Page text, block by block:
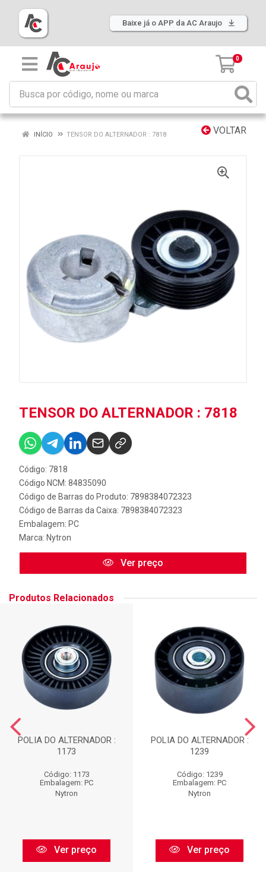
Baixe já o APP da AC Araujo
0
VOLTAR
INÍCIO TENSOR DO ALTERNADOR : 7818
TENSOR DO ALTERNADOR : 7818
Código: 7818
Código NCM: 84835090
Código de Barras do Produto: 7898384072323
Código de Barras da Caixa: 7898384072323
Embalagem: PC
Marca: Nytron
Ver preço
Produtos Relacionados
POLIA DO ALTERNADOR :
1173
Código: 1173
Embalagem: PC
Nytron
Ver preço
POLIA DO ALTERNADOR :
1239
Código: 1239
Embalagem: PC
Nytron
Ver preço